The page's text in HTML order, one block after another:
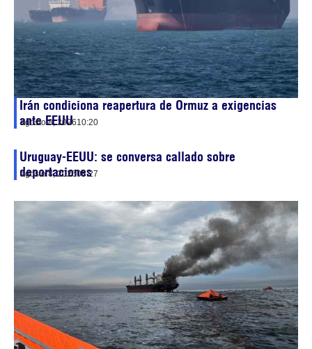
Irán condiciona reapertura de Ormuz a exigencias
ante EEUU
agosto 8, 202610:20
Uruguay-EEUU: se conversa callado sobre
deportaciones
agosto 8, 202608:27